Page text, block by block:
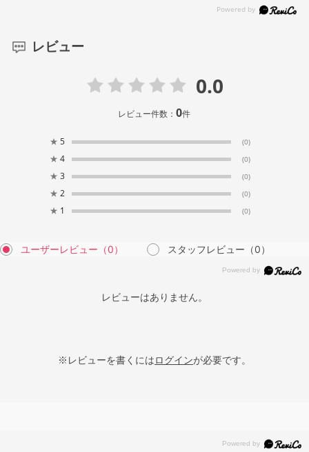
レビュー
0.0
レビュー件数：0件
★ 5 (0)
★ 4 (0)
★ 3 (0)
★ 2 (0)
★ 1 (0)
ユーザーレビュー （0） スタッフレビュー （0）
レビューはありません。
※レビューを書くにはログインが必要です。